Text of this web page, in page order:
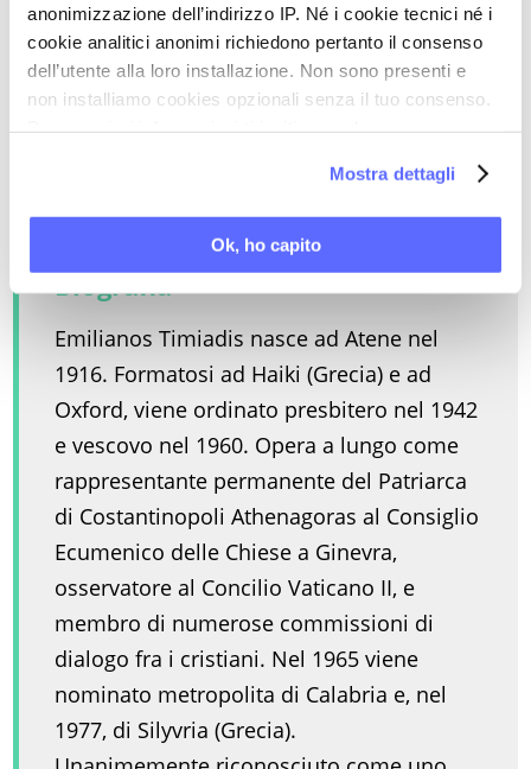
anonimizzazione dell’indirizzo IP. Né i cookie tecnici né i
cookie analitici anonimi richiedono pertanto il consenso
dell’utente alla loro installazione. Non sono presenti e
non installiamo cookies opzionali senza il tuo consenso.
Mostra dettagli
Ok, ho capito
Sabato». (...)Trattare le persone in quanto tali
e mai come membri di una classe, evitando
ogni pregiudizio, è il criterio della nostra vita
Biografia
Emilianos Timiadis nasce ad Atene nel
1916. Formatosi ad Haiki (Grecia) e ad
Oxford, viene ordinato presbitero nel 1942
e vescovo nel 1960. Opera a lungo come
rappresentante permanente del Patriarca
di Costantinopoli Athenagoras al Consiglio
Ecumenico delle Chiese a Ginevra,
osservatore al Concilio Vaticano II, e
membro di numerose commissioni di
dialogo fra i cristiani. Nel 1965 viene
nominato metropolita di Calabria e, nel
1977, di Silyvria (Grecia).